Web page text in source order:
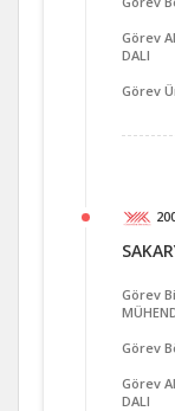
Görev
DALI
Görev
Görev
Görev
Görev
DALI